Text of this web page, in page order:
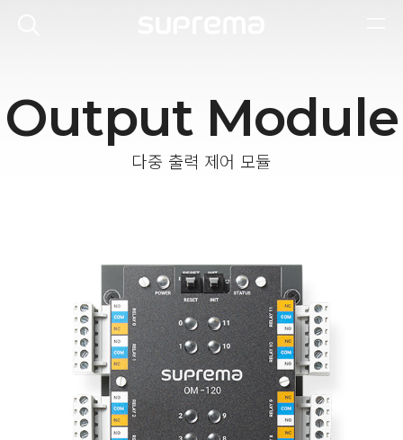
Output Module
다중 출력 제어 모듈